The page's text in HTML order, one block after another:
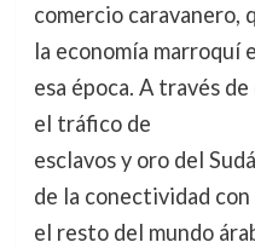
comercio caravanero,
la economía marroquí
esa época. A través
el tráfico de
esclavos y oro del
de la conectividad con
el resto del mundo